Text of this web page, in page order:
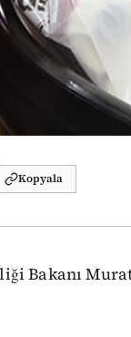
Kopyala
Bakanı